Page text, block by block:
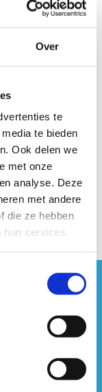
Over
te
te bieden
Ook delen we
met onze
analyse. Deze
met andere
die ze hebben
hun services.